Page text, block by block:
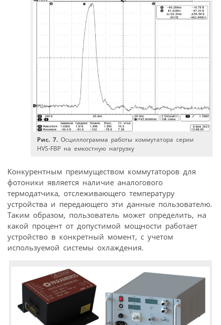
Рис. 7.Осциллограмма работы коммутатора серии
HVS-FBP на емкостную нагрузку
Конкурентным преимуществом коммутаторов для
фотоники является наличие аналогового
термодатчика, отслеживающего температуру
устройства и передающего эти данные пользователю.
Таким образом, пользователь может определить, на
какой процент от допустимой мощности работает
устройство в конкретный момент, с учетом
используемой системы охлаждения.